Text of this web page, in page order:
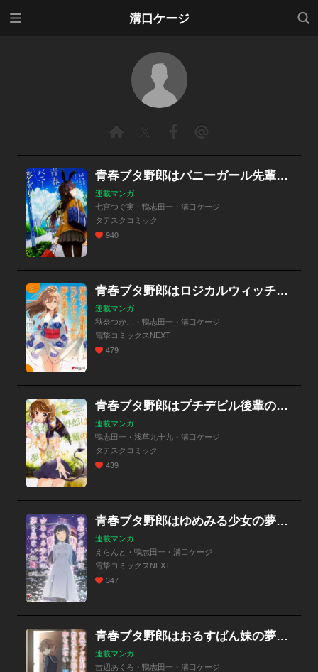
溝口ケージ
検索
青春ブタ野郎はバニーガール先輩の夢を見ない 【タテスク】
連載マンガ
七宮つぐ実・鴨志田一・溝口ケージ
タテスクコミック
940
青春ブタ野郎はロジカルウィッチの夢を見ない
連載マンガ
秋奈つかこ・鴨志田一・溝口ケージ
電撃コミックスNEXT
479
青春ブタ野郎はプチデビル後輩の夢を見ない 【タテスク】
連載マンガ
鴨志田一・浅草九十九・溝口ケージ
タテスクコミック
439
青春ブタ野郎はゆめみる少女の夢を見ない【分冊版】
連載マンガ
えらんと・鴨志田一・溝口ケージ
電撃コミックスNEXT
347
青春ブタ野郎はおるすばん妹の夢を見ない【分冊版】
連載マンガ
吉辺あくろ・鴨志田一・溝口ケージ